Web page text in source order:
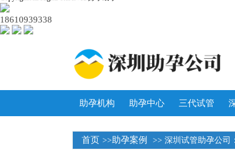
18610939338
助孕机构 助孕中心 三代试管
首页 >> 助孕案例 >> 深圳试管助孕公司